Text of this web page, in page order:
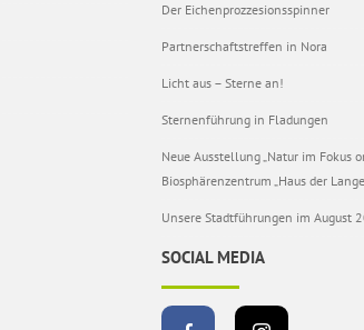
Der Eichenprozzesionsspinner
Partnerschaftstreffen in Nora
Licht aus – Sterne an!
Sternenführung in Fladungen
Neue Ausstellung „Natur im Fokus
Biosphärenzentrum „Haus der
Unsere Stadtführungen im August
SOCIAL MEDIA